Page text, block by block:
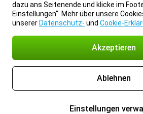
dazu ans Seitenende und klicke im
Einstellungen“. Mehr über unsere
unserer Datenschutz- und Cookie-
Akzeptieren
Ablehnen
Einstellungen